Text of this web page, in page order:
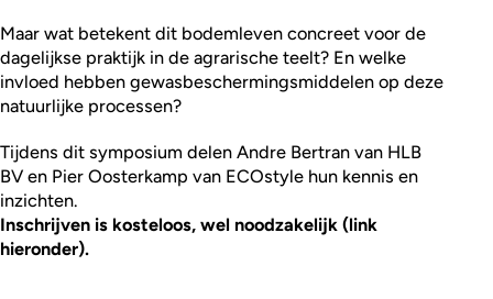
Maar wat betekent dit bodemleven concreet voor de
dagelijkse praktijk in de agrarische teelt? En welke
invloed hebben gewasbeschermingsmiddelen op deze
natuurlijke processen?
Tijdens dit symposium delen Andre Bertran van HLB
BV en Pier Oosterkamp van ECOstyle hun kennis en
inzichten.
Inschrijven is kosteloos, wel noodzakelijk (link
hieronder).